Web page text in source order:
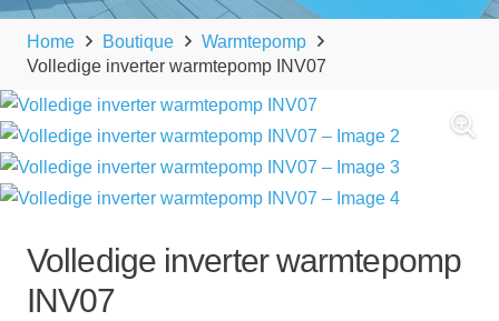
Home Boutique
Warmtepomp
Volledige inverter warmtepomp INV07
Volledige inverter warmtepomp
INV07